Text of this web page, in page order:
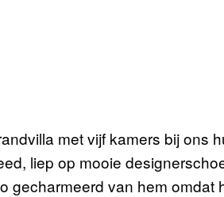
met vijf kamers bij ons
liep op mooie
gecharmeerd van hem omdat